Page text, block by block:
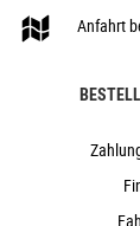
Anfahrt